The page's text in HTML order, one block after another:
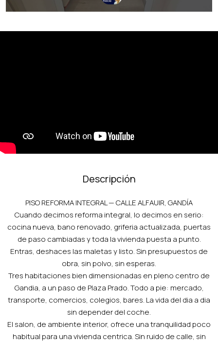
Descripción
PISO REFORMA INTEGRAL — CALLE ALFAUIR, GANDÍA
Cuando decimos reforma integral, lo decimos en serio:
cocina nueva, bano renovado, griferia actualizada, puertas
de paso cambiadas y toda la vivienda puesta a punto.
Entras, deshaces las maletas y listo. Sin presupuestos de
obra, sin polvo, sin esperas.
Tres habitaciones bien dimensionadas en pleno centro de
Gandia, a un paso de Plaza Prado. Todo a pie: mercado,
transporte, comercios, colegios, bares. La vida del dia a dia
sin depender del coche.
El salon, de ambiente interior, ofrece una tranquilidad poco
habitual para una vivienda centrica. Sin ruido de calle, sin